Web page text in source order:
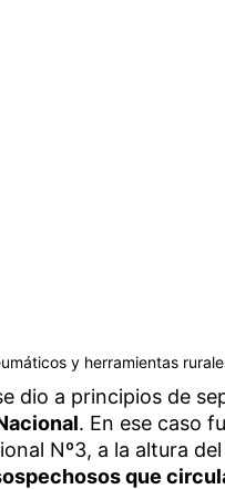
y herramientas
dio a principios de
. En ese caso
Nº3, a la altura
que